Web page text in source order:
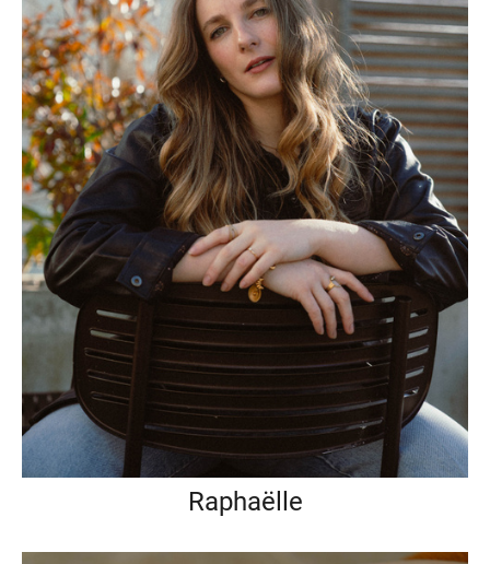
Raphaëlle